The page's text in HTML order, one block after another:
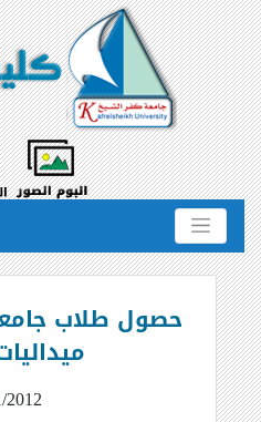
حصول طلاب
2012